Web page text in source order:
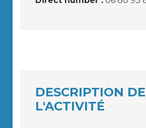
DESCRIPTION DE
L'ACTIVITÉ